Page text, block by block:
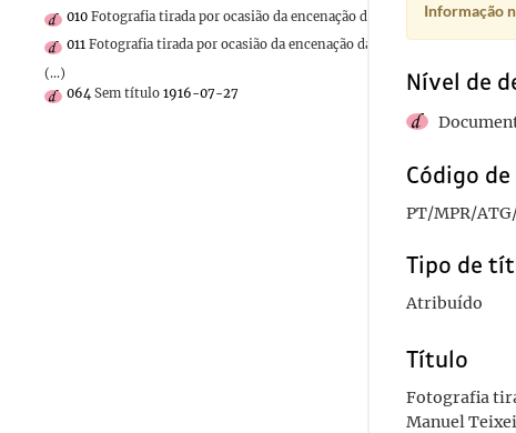
010 Fotografia tirada por ocasião da encenação da peça de teatro
011 Fotografia tirada por ocasião da encenação da peça de teatro
(...)
064 Sem título 1916-07-27
Informação
Nível de
Código
PT/MPR/
Tipo de
Atribuído
Título
Fotografia
Manuel